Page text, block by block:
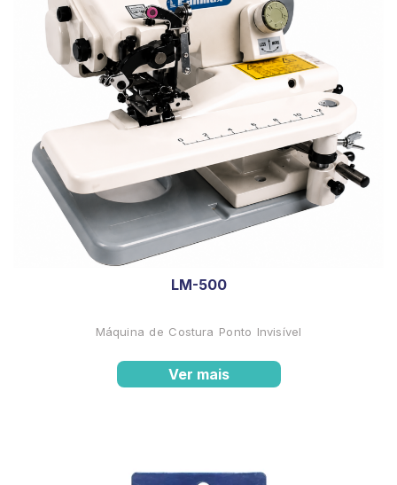
LM-500
Máquina de Costura Ponto Invisível
Ver mais